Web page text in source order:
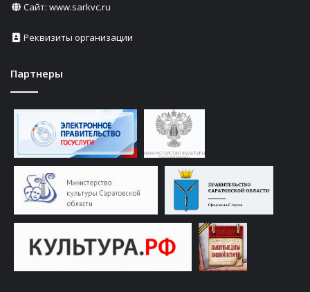
Сайт: www.sarkvc.ru
Реквизиты организации
Партнеры